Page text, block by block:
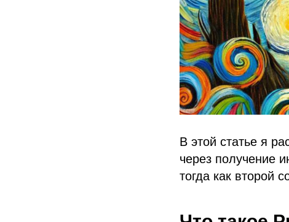
В этой статье я
через получение
тогда как второй